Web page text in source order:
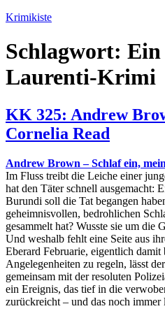
Zum
springen
Krimikiste
Schlagwort: Ein
Laurenti-Krimi
KK 325: Andrew
Cornelia Read
Andrew Brown –Schlaf ein,
Im Fluss treibt die Leiche einer
hat den Täter schnell ausgemacht:
Burundi soll die Tat begangen
geheimnisvollen, bedrohlichen
gesammelt hat? Wusste sie um die
Und weshalb fehlt eine Seite aus
Eberard Februarie, eigentlich damit
Angelegenheiten zu regeln, lässt
gemeinsam mit der resoluten
ein Ereignis, das tief in die
zurückreicht – und das noch